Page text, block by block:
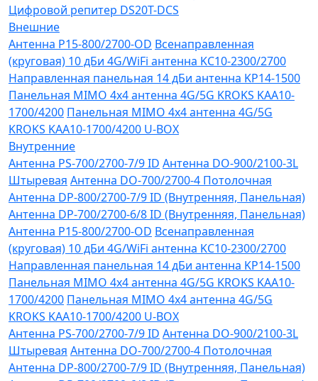
Цифровой репитер DS20T-DCS
Внешние
Антенна P15-800/2700-OD Всенаправленная
(круговая) 10 дБи 4G/WiFi антенна KC10-2300/2700
Направленная панельная 14 дБи антенна KP14-1500
Панельная MIMO 4x4 антенна 4G/5G KROKS KAA10-
1700/4200 Панельная MIMO 4x4 антенна 4G/5G
KROKS KAA10-1700/4200 U-BOX
Внутренние
Антенна PS-700/2700-7/9 ID Антенна DO-900/2100-3L
Штыревая Антенна DO-700/2700-4 Потолочная
Антенна DP-800/2700-7/9 ID (Внутренняя, Панельная)
Антенна DP-700/2700-6/8 ID (Внутренняя, Панельная)
Антенна P15-800/2700-OD Всенаправленная
(круговая) 10 дБи 4G/WiFi антенна KC10-2300/2700
Направленная панельная 14 дБи антенна KP14-1500
Панельная MIMO 4x4 антенна 4G/5G KROKS KAA10-
1700/4200 Панельная MIMO 4x4 антенна 4G/5G
KROKS KAA10-1700/4200 U-BOX
Антенна PS-700/2700-7/9 ID Антенна DO-900/2100-3L
Штыревая Антенна DO-700/2700-4 Потолочная
Антенна DP-800/2700-7/9 ID (Внутренняя, Панельная)